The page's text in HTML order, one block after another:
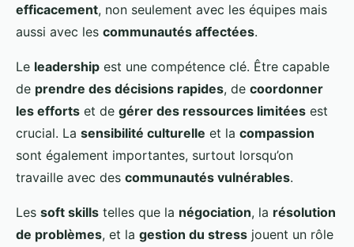
efficacement, non seulement avec les équipes mais
aussi avec les communautés affectées.
Le leadership est une compétence clé. Être capable
de prendre des décisions rapides, de coordonner
les efforts et de gérer des ressources limitées est
crucial. La sensibilité culturelle et la compassion
sont également importantes, surtout lorsqu’on
travaille avec des communautés vulnérables.
Les soft skills telles que la négociation, la résolution
de problèmes, et la gestion du stress jouent un rôle